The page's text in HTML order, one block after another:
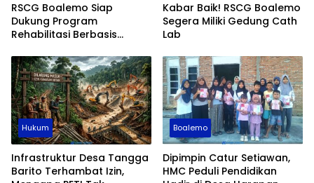
RSCG Boalemo Siap
Dukung Program
Rehabilitasi Berbasis
Kabar Baik! RSCG Boalemo
Segera Miliki Gedung Cath
Lab
Hukum
Infrastruktur Desa Tangga
Barito Terhambat Izin,
Boalemo
Dipimpin Catur Setiawan,
HMC Peduli Pendidikan